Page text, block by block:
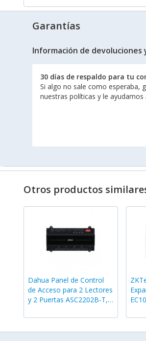
Garantías
Información de devoluciones
30 días de respaldo para tu
Si algo no sale como esperaba,
nuestras políticas y le ayudamos
Otros productos
Dahua Panel de Control
de Acceso para 2 Lectores
y 2 Puertas ASC2202B-T,
EC10